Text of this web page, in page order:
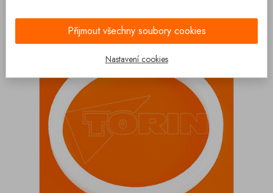
Přijmout všechny soubory cookies
Nastavení cookies